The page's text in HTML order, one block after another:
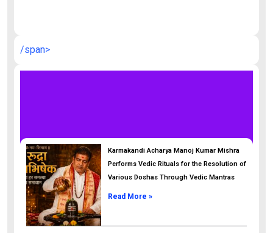
/span>
Karmakandi Acharya Manoj Kumar Mishra
Performs Vedic Rituals for the Resolution of
Various Doshas Through Vedic Mantras
Read More »